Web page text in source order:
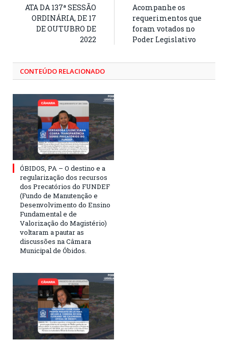
ATA DA 137ª SESSÃO
ORDINÁRIA, DE 17
DE OUTUBRO DE
2022
Acompanhe os
requerimentos que
foram votados no
Poder Legislativo
CONTEÚDO RELACIONADO
ÓBIDOS, PA – O destino e a
regularização dos recursos
dos Precatórios do FUNDEF
(Fundo de Manutenção e
Desenvolvimento do Ensino
Fundamental e de
Valorização do Magistério)
voltaram a pautar as
discussões na Câmara
Municipal de Óbidos.